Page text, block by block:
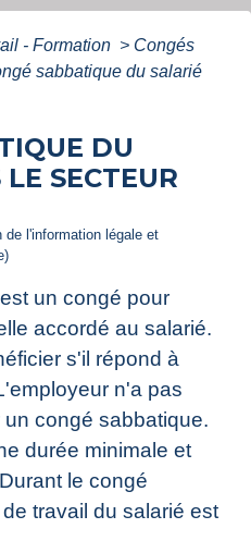
- Formation > Congés
sabbatique du salarié
DU
SECTEUR
l'information légale et
un congé pour
accordé au salarié.
s'il répond à
n'a pas
congé sabbatique.
durée minimale et
le congé
travail du salarié est